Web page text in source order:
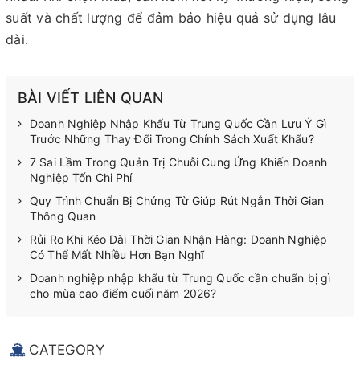
suất và chất lượng để đảm bảo hiệu quả sử dụng lâu
dài.
BÀI VIẾT LIÊN QUAN
Doanh Nghiệp Nhập Khẩu Từ Trung Quốc Cần Lưu Ý Gì
Trước Những Thay Đổi Trong Chính Sách Xuất Khẩu?
7 Sai Lầm Trong Quản Trị Chuỗi Cung Ứng Khiến Doanh
Nghiệp Tốn Chi Phí
Quy Trình Chuẩn Bị Chứng Từ Giúp Rút Ngắn Thời Gian
Thông Quan
Rủi Ro Khi Kéo Dài Thời Gian Nhận Hàng: Doanh Nghiệp
Có Thể Mất Nhiều Hơn Bạn Nghĩ
Doanh nghiệp nhập khẩu từ Trung Quốc cần chuẩn bị gì
cho mùa cao điểm cuối năm 2026?
CATEGORY